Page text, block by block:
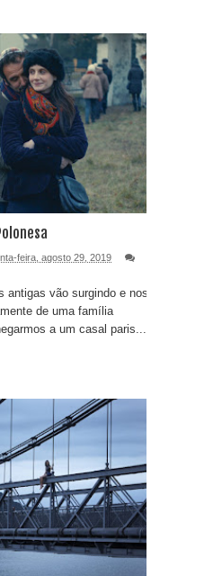
feira, agosto 29, 2019
antigas vão surgindo e nos
de uma família
a um casal paris...